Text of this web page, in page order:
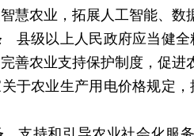
农业，拓展人工智能、数
县级以上人民政府应当健全
善农业支持保护制度，促
农业生产用电价格规定，